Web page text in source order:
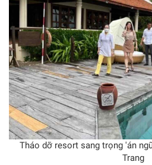
Tháo dỡ resort sang trọng 'án
Trang